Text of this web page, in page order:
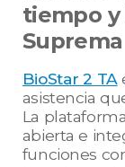
tiempo y
BioStar 2 TA
asistencia
La
abierta e
funciones